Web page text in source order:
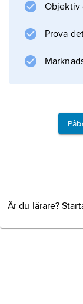
Objektiv
Prova
Är du lärare?